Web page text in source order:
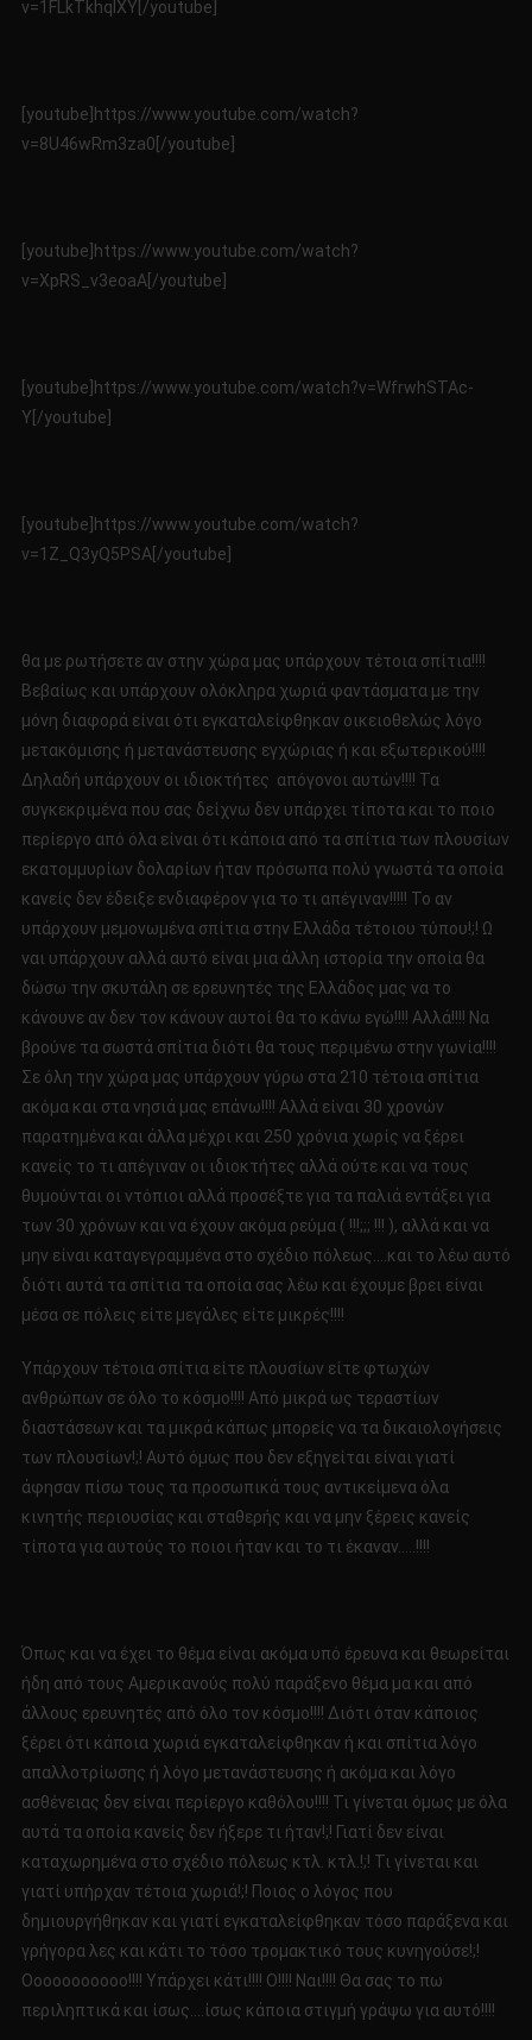
v=1FLkTkhqIXY[/youtube]
[youtube]https://www.youtube.com/watch?
v=8U46wRm3za0[/youtube]
[youtube]https://www.youtube.com/watch?
v=XpRS_v3eoaA[/youtube]
[youtube]https://www.youtube.com/watch?v=WfrwhSTAc-
Y[/youtube]
[youtube]https://www.youtube.com/watch?
v=1Z_Q3yQ5PSA[/youtube]
θα με ρωτήσετε αν στην χώρα μας υπάρχουν τέτοια σπίτια!!!!
Βεβαίως και υπάρχουν ολόκληρα χωριά φαντάσματα με την
μόνη διαφορά είναι ότι εγκαταλείφθηκαν οικειοθελώς λόγο
μετακόμισης ή μετανάστευσης εγχώριας ή και εξωτερικού!!!!
Δηλαδή υπάρχουν οι ιδιοκτήτες απόγονοι αυτών!!!! Τα
συγκεκριμένα που σας δείχνω δεν υπάρχει τίποτα και το ποιο
περίεργο από όλα είναι ότι κάποια από τα σπίτια των πλουσίων
εκατομμυρίων δολαρίων ήταν πρόσωπα πολύ γνωστά τα οποία
κανείς δεν έδειξε ενδιαφέρον για το τι απέγιναν!!!!! Το αν
υπάρχουν μεμονωμένα σπίτια στην Ελλάδα τέτοιου τύπου!;! Ω
ναι υπάρχουν αλλά αυτό είναι μια άλλη ιστορία την οποία θα
δώσω την σκυτάλη σε ερευνητές της Ελλάδος μας να το
κάνουνε αν δεν τον κάνουν αυτοί θα το κάνω εγώ!!!! Αλλά!!!! Να
βρούνε τα σωστά σπίτια διότι θα τους περιμένω στην γωνία!!!!
Σε όλη την χώρα μας υπάρχουν γύρω στα 210 τέτοια σπίτια
ακόμα και στα νησιά μας επάνω!!!! Αλλά είναι 30 χρονών
παρατημένα και άλλα μέχρι και 250 χρόνια χωρίς να ξέρει
κανείς το τι απέγιναν οι ιδιοκτήτες αλλά ούτε και να τους
θυμούνται οι ντόπιοι αλλά προσέξτε για τα παλιά εντάξει για
των 30 χρόνων και να έχουν ακόμα ρεύμα ( !!!;;; !!! ), αλλά και να
μην είναι καταγεγραμμένα στο σχέδιο πόλεως….και το λέω αυτό
διότι αυτά τα σπίτια τα οποία σας λέω και έχουμε βρει είναι
μέσα σε πόλεις είτε μεγάλες είτε μικρές!!!!
Υπάρχουν τέτοια σπίτια είτε πλουσίων είτε φτωχών
ανθρώπων σε όλο το κόσμο!!!! Από μικρά ως τεραστίων
διαστάσεων και τα μικρά κάπως μπορείς να τα δικαιολογήσεις
των πλουσίων!;! Αυτό όμως που δεν εξηγείται είναι γιατί
άφησαν πίσω τους τα προσωπικά τους αντικείμενα όλα
κινητής περιουσίας και σταθερής και να μην ξέρεις κανείς
τίποτα για αυτούς το ποιοι ήταν και το τι έκαναν…..!!!!
Όπως και να έχει το θέμα είναι ακόμα υπό έρευνα και θεωρείται
ήδη από τους Αμερικανούς πολύ παράξενο θέμα μα και από
άλλους ερευνητές από όλο τον κόσμο!!!! Διότι όταν κάποιος
ξέρει ότι κάποια χωριά εγκαταλείφθηκαν ή και σπίτια λόγο
απαλλοτρίωσης ή λόγο μετανάστευσης ή ακόμα και λόγο
ασθένειας δεν είναι περίεργο καθόλου!!!! Τι γίνεται όμως με όλα
αυτά τα οποία κανείς δεν ήξερε τι ήταν!;! Γιατί δεν είναι
καταχωρημένα στο σχέδιο πόλεως κτλ. κτλ.!;! Τι γίνεται και
γιατί υπήρχαν τέτοια χωριά!;! Ποιος ο λόγος που
δημιουργήθηκαν και γιατί εγκαταλείφθηκαν τόσο παράξενα και
γρήγορα λες και κάτι το τόσο τρομακτικό τους κυνηγούσε!;!
Οοοοοοοοοοο!!!! Υπάρχει κάτι!!!! Ο!!!! Ναι!!!! Θα σας το πω
περιληπτικά και ίσως….ίσως κάποια στιγμή γράψω για αυτό!!!!